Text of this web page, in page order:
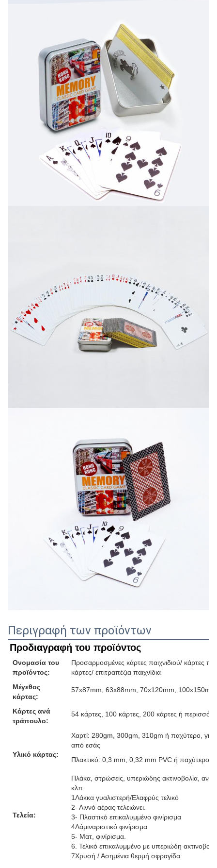
Περιγραφή των προϊόντων
Προδιαγραφή του προϊόντος
Ονομασία του
προϊόντος:
Προσαρμοσμένες κάρτες παιχνιδιού/ κάρτες
κάρτες/ επιτραπέζια παιχνίδια
Μέγεθος
κάρτας:
57x87mm, 63x88mm, 70x120mm,
Κάρτες ανά
τράπουλο:
54 κάρτες, 100 κάρτες, 200 κάρτες ή
Υλικό κάρτας:
Χαρτί: 280gm, 300gm, 310gm ή παχύτερο,
από εσάς
Πλακτικό: 0,3 mm, 0,32 mm PVC ή παχύτερο
Τελεία:
Πλάκα, στρώσεις, υπεριώδης ακτινοβολία,
κλπ.
1Λάκκα γυαλιστερή/Ελαφρύς τελικό
2- Λιννό αέρας τελειώνει.
3- Πλαστικό επικαλυμμένο φινίρισμα
4Λάμιναριστικό φινίρισμα
5- Ματ, φινίρισμα.
6. Τελικό επικαλυμμένο με υπεριώδη
7Χρυσή / Ασημένια θερμή σφραγίδα